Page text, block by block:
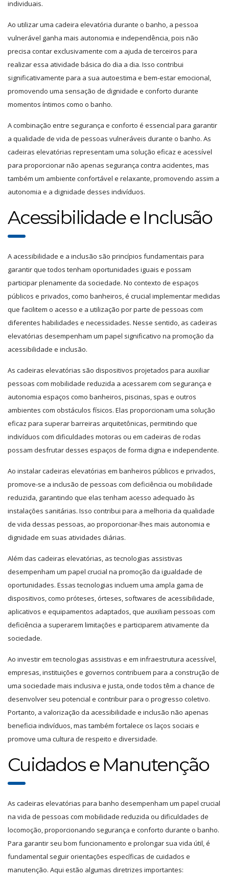
individuais.
Ao utilizar uma cadeira elevatória durante o banho, a pessoa
vulnerável ganha mais autonomia e independência, pois não
precisa contar exclusivamente com a ajuda de terceiros para
realizar essa atividade básica do dia a dia. Isso contribui
significativamente para a sua autoestima e bem-estar emocional,
promovendo uma sensação de dignidade e conforto durante
momentos íntimos como o banho.
A combinação entre segurança e conforto é essencial para garantir
a qualidade de vida de pessoas vulneráveis durante o banho. As
cadeiras elevatórias representam uma solução eficaz e acessível
para proporcionar não apenas segurança contra acidentes, mas
também um ambiente confortável e relaxante, promovendo assim a
autonomia e a dignidade desses indivíduos.
Acessibilidade e Inclusão
A acessibilidade e a inclusão são princípios fundamentais para
garantir que todos tenham oportunidades iguais e possam
participar plenamente da sociedade. No contexto de espaços
públicos e privados, como banheiros, é crucial implementar medidas
que facilitem o acesso e a utilização por parte de pessoas com
diferentes habilidades e necessidades. Nesse sentido, as cadeiras
elevatórias desempenham um papel significativo na promoção da
acessibilidade e inclusão.
As cadeiras elevatórias são dispositivos projetados para auxiliar
pessoas com mobilidade reduzida a acessarem com segurança e
autonomia espaços como banheiros, piscinas, spas e outros
ambientes com obstáculos físicos. Elas proporcionam uma solução
eficaz para superar barreiras arquitetônicas, permitindo que
indivíduos com dificuldades motoras ou em cadeiras de rodas
possam desfrutar desses espaços de forma digna e independente.
Ao instalar cadeiras elevatórias em banheiros públicos e privados,
promove-se a inclusão de pessoas com deficiência ou mobilidade
reduzida, garantindo que elas tenham acesso adequado às
instalações sanitárias. Isso contribui para a melhoria da qualidade
de vida dessas pessoas, ao proporcionar-lhes mais autonomia e
dignidade em suas atividades diárias.
Além das cadeiras elevatórias, as tecnologias assistivas
desempenham um papel crucial na promoção da igualdade de
oportunidades. Essas tecnologias incluem uma ampla gama de
dispositivos, como próteses, órteses, softwares de acessibilidade,
aplicativos e equipamentos adaptados, que auxiliam pessoas com
deficiência a superarem limitações e participarem ativamente da
sociedade.
Ao investir em tecnologias assistivas e em infraestrutura acessível,
empresas, instituições e governos contribuem para a construção de
uma sociedade mais inclusiva e justa, onde todos têm a chance de
desenvolver seu potencial e contribuir para o progresso coletivo.
Portanto, a valorização da acessibilidade e inclusão não apenas
beneficia indivíduos, mas também fortalece os laços sociais e
promove uma cultura de respeito e diversidade.
Cuidados e Manutenção
As cadeiras elevatórias para banho desempenham um papel crucial
na vida de pessoas com mobilidade reduzida ou dificuldades de
locomoção, proporcionando segurança e conforto durante o banho.
Para garantir seu bom funcionamento e prolongar sua vida útil, é
fundamental seguir orientações específicas de cuidados e
manutenção. Aqui estão algumas diretrizes importantes: